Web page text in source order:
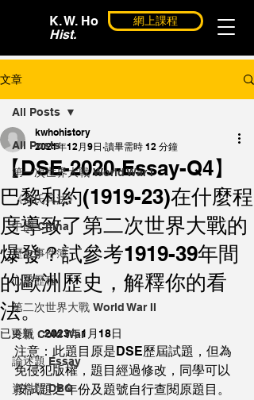
K. W. Ho
Hist.
網上課程
文章
All Posts
第一次世界大戰 World War I
《何氏兵法》
中國 China
歷史事件簿
心路歷程
第二次世界大戰 World War II
冷戰 Cold War
論述題 Essay
資料題 DBQ
All Posts
【DSE-2020-Essay-Q4】
巴黎和約(1919-23)在什麼程
度導致了第二次世界大戰的
爆發？試參考1919-39年間
的歐洲歷史，解釋你的看
法。
kwhohistory
2021年12月9日 讀畢需時 12 分鐘
已更新：2023年1月18日
注意：此題目原是DSE歷屆試題，但為
免侵犯版權，題目經過修改，同學可以
按試題之年份及題號自行查閱原題目。